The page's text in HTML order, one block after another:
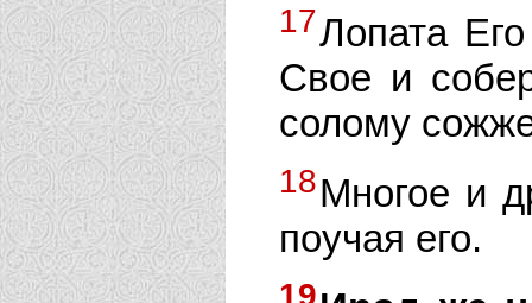
17Лопата
Свое и
солому
18Многое и
поучая его.
19